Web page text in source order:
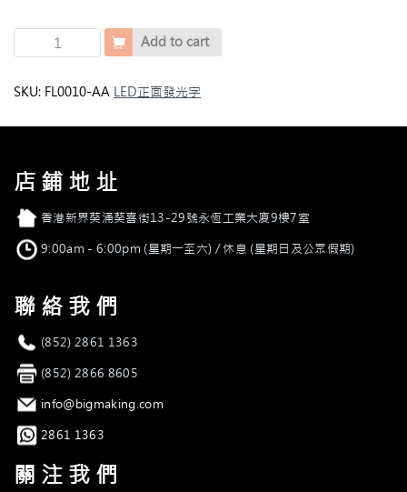
邊
面
光
Add to cart
SKU: FL0010-AA LED正面發光字
店鋪地址
店舖地址香港新界葵涌葵喜街13-29號永恆工業大廈9樓7室
營業時間9:00am - 6:00pm (星期一至六) / 休息 (星期日及公眾假期)
聯絡我們
電話 (852) 2861 1363
傳真 (852) 2866 8605
電郵 info@bigmaking.com
Whatsapp
2861 1363
關注我們